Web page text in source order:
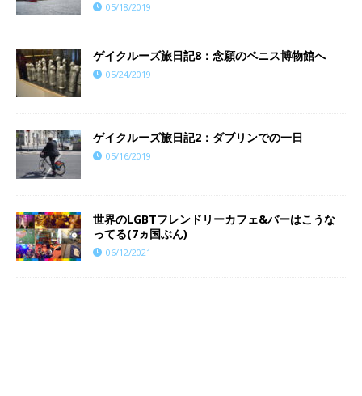
05/18/2019
ゲイクルーズ旅日記8：念願のペニス博物館へ
05/24/2019
ゲイクルーズ旅日記2：ダブリンでの一日
05/16/2019
世界のLGBTフレンドリーカフェ&バーはこうな
ってる(7ヵ国ぶん)
06/12/2021